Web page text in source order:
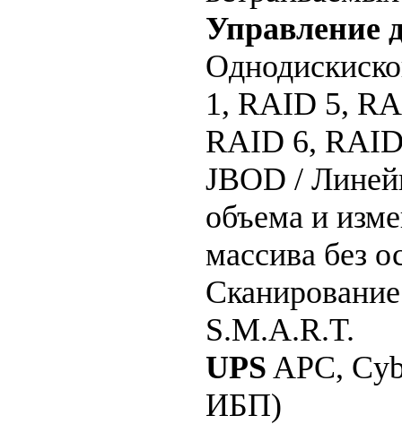
Управление
1, RAID 5,
RAID 6, RAID
JBOD /
объема и
массива без
S.M.A.R.T.
UPS APC,
ИБП)